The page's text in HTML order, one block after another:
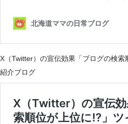
X（Twitter）の宣伝効果「ブログの検
紹介ブログ